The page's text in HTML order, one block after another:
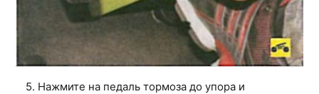
5. Нажмите на педаль тормоза до упора и